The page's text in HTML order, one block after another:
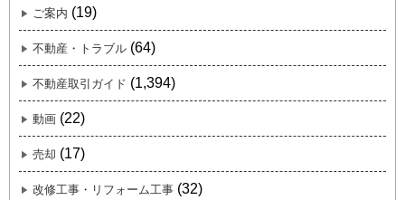
ご案内 (19)
不動産・トラブル (64)
不動産取引ガイド (1,394)
動画 (22)
売却 (17)
改修工事・リフォーム工事 (32)